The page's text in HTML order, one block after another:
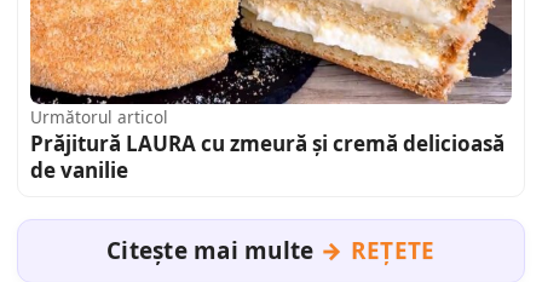
Următorul articol
Prăjitură LAURA cu zmeură și cremă delicioasă
de vanilie
Citește mai multe REȚETE